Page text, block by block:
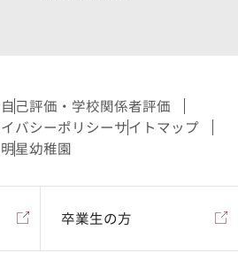
自己評価・学校関係者評価
バシーポリシーサイトマップ
明星幼稚園
卒業生の方